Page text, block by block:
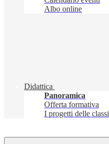
Albo online
Didattica
Panoramica
Offerta formativa
I progetti delle classi